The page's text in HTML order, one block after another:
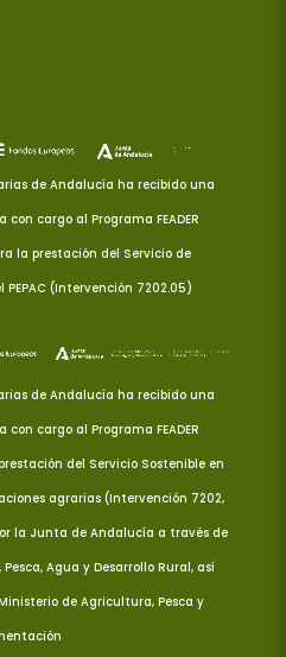
de Andalucía ha recibido una
con cargo al Programa FEADER
la prestación del Servicio de
PEPAC (Intervención 7202.05)
de Andalucía ha recibido una
con cargo al Programa FEADER
del Servicio Sostenible en
agrarias (Intervención 7202,
la Junta de Andalucía a través de
Agua y Desarrollo Rural, así
de Agricultura, Pesca y